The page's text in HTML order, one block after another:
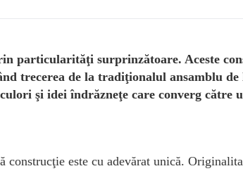
particularităţi surprinzătoare. Aceste
trecerea de la tradiţionalul ansamblu de
şi idei îndrăzneţe care converg către
este cu adevărat unică.